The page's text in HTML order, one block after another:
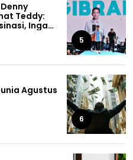
Teddy:
Ingat
5
Agustus
6